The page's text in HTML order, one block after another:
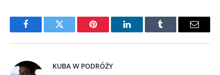
FacebookTwitter Pinterest LinkedInTumblr Email
KUBA W PODRÓŻY